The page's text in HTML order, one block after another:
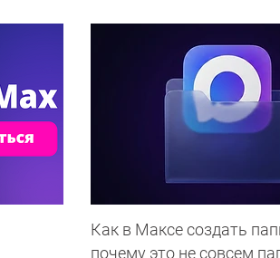
Как в Максе создать
почему это не совсем